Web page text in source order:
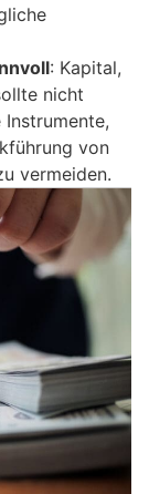
: Kapital,
nicht
von
vermeiden.